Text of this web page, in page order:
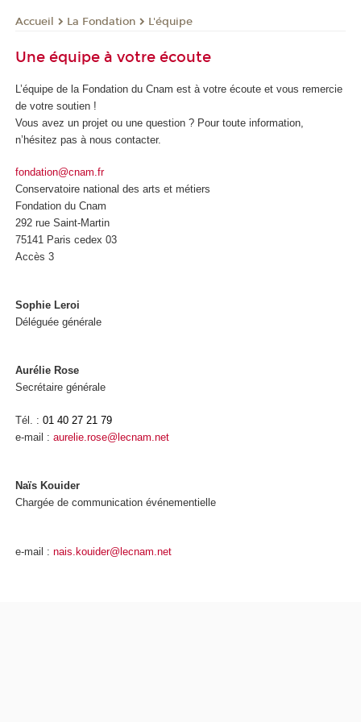
Accueil La Fondation L'équipe
Une équipe à votre écoute
L’équipe de la Fondation du Cnam est à votre écoute et vous remercie
de votre soutien !
Vous avez un projet ou une question ? Pour toute information,
n’hésitez pas à nous contacter.
fondation@cnam.fr
Conservatoire national des arts et métiers
Fondation du Cnam
292 rue Saint-Martin
75141 Paris cedex 03
Accès 3
Sophie Leroi
Déléguée générale
Aurélie Rose
Secrétaire générale
Tél. : 01 40 27 21 79
e-mail : aurelie.rose@lecnam.net
Naïs Kouider
Chargée de communication événementielle
e-mail : nais.kouider@lecnam.net